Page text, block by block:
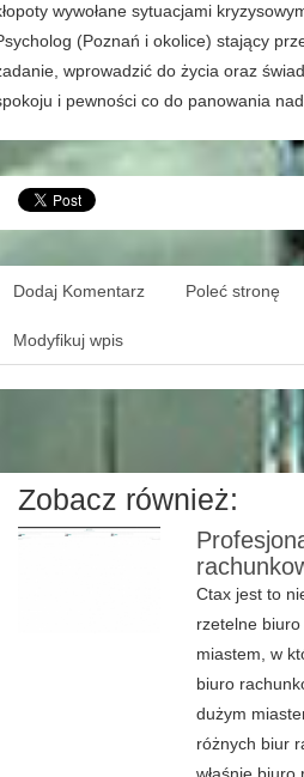
wywołane sytuacjami
(Poznań i okolice) stający
wprowadzić do życia oraz
i pewności co do panowania
Dodaj Komentarz Poleć stronę
Modyfikuj wpis
Zobacz również:
Ctax jest to
rzetelne
miastem, w
biuro
dużym
różnych biur